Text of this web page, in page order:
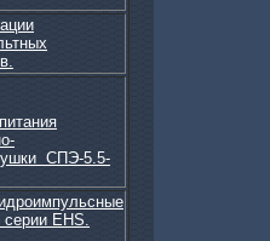
СПЭ-5.5-
серии EHS.